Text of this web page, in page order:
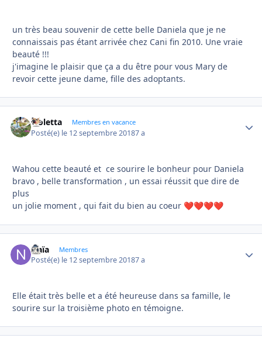
un très beau souvenir de cette belle Daniela que je ne
connaissais pas étant arrivée chez Cani fin 2010. Une vraie
beauté !!!
j'imagine le plaisir que ça a du être pour vous Mary de
revoir cette jeune dame, fille des adoptants.
violetta Membres en vacance
Posté(e) le 12 septembre 20187 a
Wahou cette beauté et ce sourire le bonheur pour Daniela
bravo , belle transformation , un essai réussit que dire de
plus
un jolie moment , qui fait du bien au coeur ❤️❤️❤️❤️
Naïa Membres
Posté(e) le 12 septembre 20187 a
Elle était très belle et a été heureuse dans sa famille, le
sourire sur la troisième photo en témoigne.